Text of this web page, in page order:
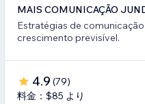
Estratégias de
crescimento previsível.
4.9 (79)
料金：$85 より